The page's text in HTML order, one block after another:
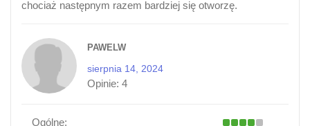
chociaż następnym razem bardziej się otworzę.
PAWELW
sierpnia 14, 2024
Opinie: 4
Ogólne: